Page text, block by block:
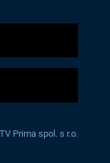
Prima spol. s r.o.